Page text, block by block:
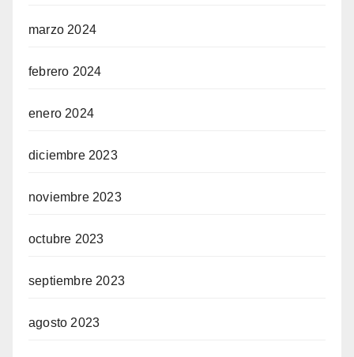
marzo 2024
febrero 2024
enero 2024
diciembre 2023
noviembre 2023
octubre 2023
septiembre 2023
agosto 2023